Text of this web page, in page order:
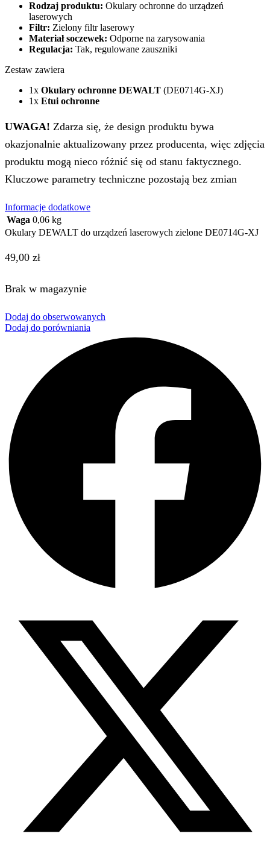
Rodzaj produktu: Okulary ochronne do urządzeń
laserowych
Filtr: Zielony filtr laserowy
Materiał soczewek: Odporne na zarysowania
Regulacja: Tak, regulowane zauszniki
Zestaw zawiera
1x Okulary ochronne DEWALT (DE0714G-XJ)
1x Etui ochronne
UWAGA! Zdarza się, że design produktu bywa
okazjonalnie aktualizowany przez producenta, więc zdjęcia
produktu mogą nieco różnić się od stanu faktycznego.
Kluczowe parametry techniczne pozostają bez zmian
Informacje dodatkowe
Waga 0,06 kg
Okulary DEWALT do urządzeń laserowych zielone DE0714G-XJ
49,00 zł
Brak w magazynie
Dodaj do obserwowanych
Dodaj do porówniania